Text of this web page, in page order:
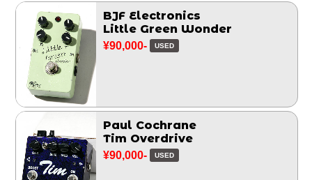
BJF Electronics
Little Green Wonder
¥90,000- USED
Paul Cochrane
Tim Overdrive
¥90,000- USED